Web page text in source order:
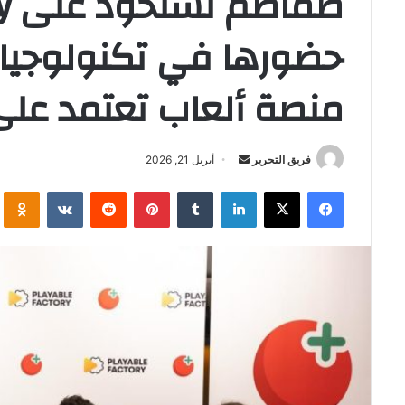
حضورها في تكنولوجيا
منصة ألعاب تعتمد
فريق التحرير
أرسل
إلكترونيا
أبريل 21, 2026
فيسبوك ‫X لينكدإن بينتيريست